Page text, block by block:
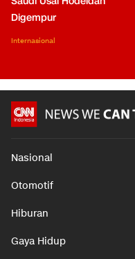
Digempur
Internasional
Nasional
Otomotif
Hiburan
Gaya Hidup